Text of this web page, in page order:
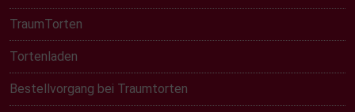
TraumTorten
Tortenladen
Bestellvorgang bei Traumtorten